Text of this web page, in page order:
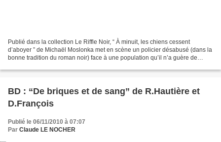
Publié dans la collection Le Riffle Noir, “ À minuit, les chiens cessent
d’aboyer ” de Michaël Moslonka met en scène un policier désabusé (dans la
bonne tradition du roman noir) face à une population qu’il n’a guère de
BD : “De briques et de sang” de R.Hautière et
D.François
Publié le 06/11/2010 à 07:07
Par Claude LE NOCHER